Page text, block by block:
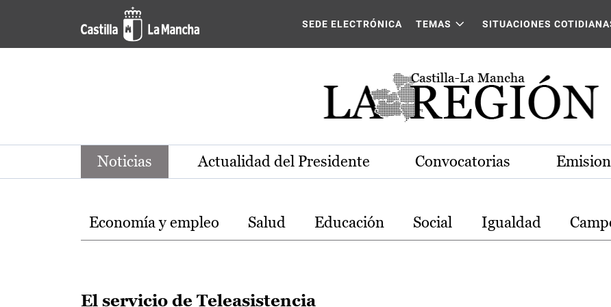
Pasar al contenido principal
Noticias de la región de Castilla-La Mancha
SEDE ELECTRÓNICA TEMAS SITUACIONES
Noticias Actualidad del Presidente Convocatorias
Temas
Economía y empleo Salud Educación Social Igualdad
El servicio de Teleasistencia